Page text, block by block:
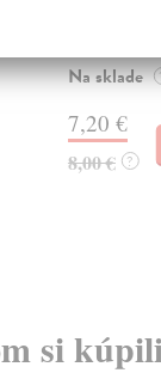
Na sklade
7,20 €
8,00 € ?
si